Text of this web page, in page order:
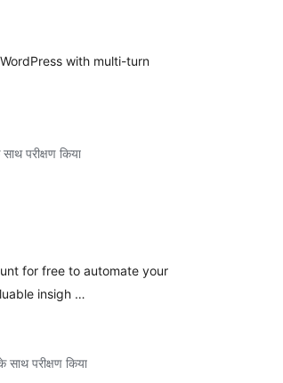
with multi-turn
परीक्षण किया
for free to automate your
insigh …
परीक्षण किया